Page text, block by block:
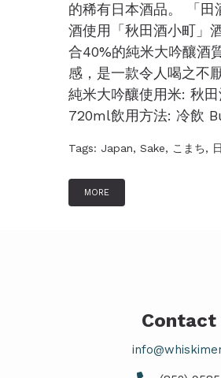
的稀有日本酒品。 「田
酒使用「秋田酒小町」
合40%的純米大吟釀酒
感，是一款令人喝之不
純米大吟釀使用米: 秋
720ml飲用方法: 冷飲
Tags: Japan, Sake, こまち,
MORE
Contact